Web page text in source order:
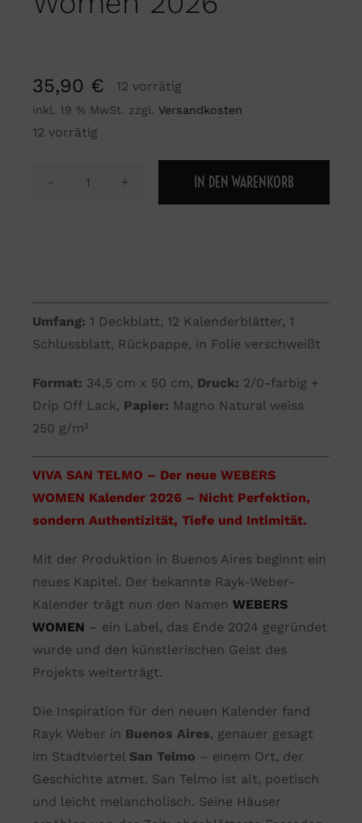
35,90 € 12 vorrätig
inkl. 19 % MwSt. zzgl. Versandkosten
12 vorrätig
Kalender
IN DEN WARENKORB
Umfang: 1 Deckblatt, 12 Kalenderblätter, 1
Schlussblatt, Rückpappe, in Folie verschweißt
Format: 34,5 cm x 50 cm, Druck: 2/0-farbig +
Drip Off Lack, Papier: Magno Natural weiss
250 g/m²
VIVA SAN TELMO – Der neue WEBERS
WOMEN Kalender 2026 – Nicht Perfektion,
sondern Authentizität, Tiefe und Intimität.
Mit der Produktion in Buenos Aires beginnt ein
neues Kapitel. Der bekannte Rayk-Weber-
Kalender trägt nun den Namen WEBERS
WOMEN – ein Label, das Ende 2024 gegründet
wurde und den künstlerischen Geist des
Projekts weiterträgt.
Die Inspiration für den neuen Kalender fand
Rayk Weber in Buenos Aires, genauer gesagt
im Stadtviertel San Telmo – einem Ort, der
Geschichte atmet. San Telmo ist alt, poetisch
und leicht melancholisch. Seine Häuser